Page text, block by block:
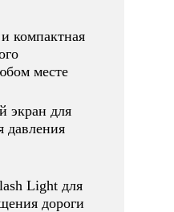
компактная
месте
экран для
давления
Light для
дороги